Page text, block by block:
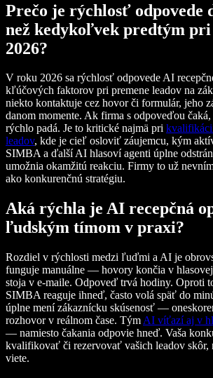
Prečo je rýchlosť odpovede
než kedykoľvek predtým
2026?
V roku 2026 sa rýchlosť odpovede AI
kľúčových faktorov pri premene leadov na
niekto kontaktuje cez hovor či formulár, jeho
danom momente. Ak firma s odpoveďou čaká,
rýchlo padá. Je to kritické najmä pri
leadov, kde je cieľ osloviť záujemcu, kým
SIMBA a ďalší AI hlasoví agenti úplne
umožnia okamžitú reakciu. Firmy to už
ako konkurenčnú stratégiu.
Aká rýchla je AI recepčná
ľudským tímom v praxi?
Rozdiel v rýchlosti medzi ľuďmi a AI je
funguje manuálne — hovory končia v
stoja v e-maile. Odpoveď trvá hodiny. Oproti
SIMBA reaguje ihneď, často volá späť do
úplne mení zákaznícku skúsenosť —
rozhovor v reálnom čase. Tým AI víťazí aj v
— namiesto čakania odpovie hneď. Vaša
kvalifikovať či rezervovať vašich leadov skôr,
viete.